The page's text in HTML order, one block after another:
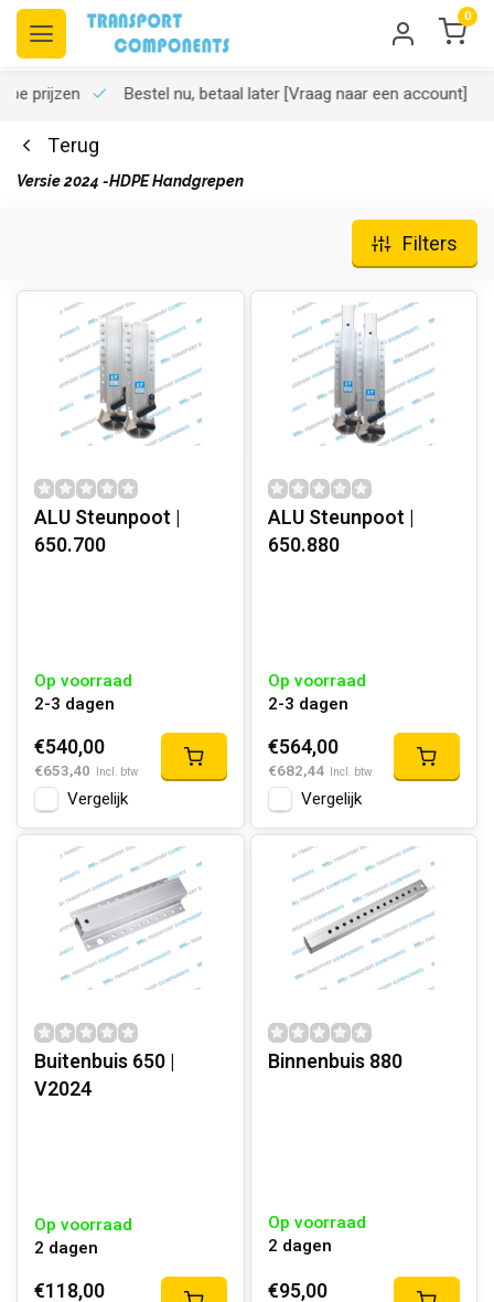
0
prijzen Bestel nu, betaal later[Vraag naar een account]
Terug
Versie 2024 -HDPE Handgrepen
Filters
ALU Steunpoot |
650.700
Op voorraad
2-3 dagen
€540,00
€653,40 Incl. btw
Vergelijk
ALU Steunpoot |
650.880
Op voorraad
2-3 dagen
€564,00
€682,44 Incl. btw
Vergelijk
Buitenbuis 650 |
V2024
Op voorraad
2 dagen
€118,00
Binnenbuis 880
Op voorraad
2 dagen
€95,00